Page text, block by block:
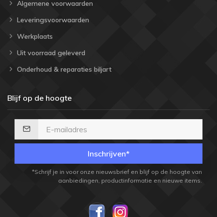
Algemene voorwaarden
Leveringsvoorwaarden
Werkplaats
Uit voorraad geleverd
Onderhoud & reparaties biljart
Blijf op de hoogte
Inschrijven*
*Schrijf je in voor onze nieuwsbrief en blijf op de hoogte van
aanbiedingen, productinformatie en nieuwe items.